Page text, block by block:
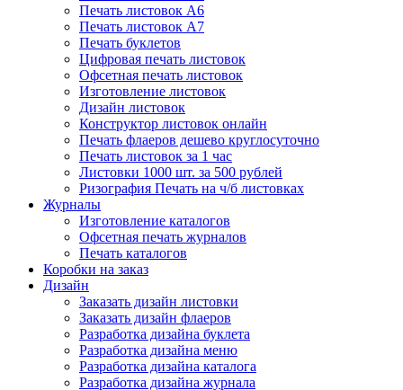
Печать листовок А6
Печать листовок А7
Печать буклетов
Цифровая печать листовок
Офсетная печать листовок
Изготовление листовок
Дизайн листовок
Конструктор листовок онлайн
Печать флаеров дешево круглосуточно
Печать листовок за 1 час
Листовки 1000 шт. за 500 рублей
Ризография Печать на ч/б листовках
Журналы
Изготовление каталогов
Офсетная печать журналов
Печать каталогов
Коробки на заказ
Дизайн
Заказать дизайн листовки
Заказать дизайн флаеров
Разработка дизайна буклета
Разработка дизайна меню
Разработка дизайна каталога
Разработка дизайна журнала